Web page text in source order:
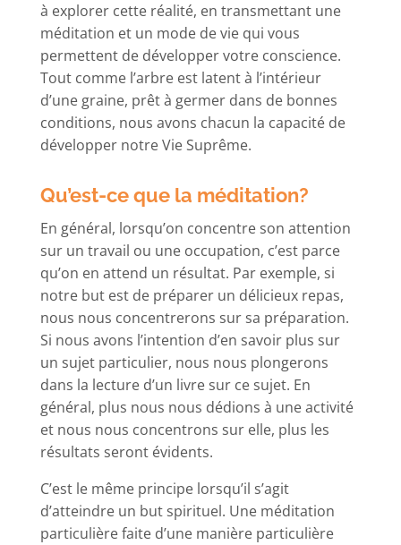
à explorer cette réalité, en transmettant une
méditation et un mode de vie qui vous
permettent de développer votre conscience.
Tout comme l’arbre est latent à l’intérieur
d’une graine, prêt à germer dans de bonnes
conditions, nous avons chacun la capacité de
développer notre Vie Suprême.
Qu’est-ce que la méditation?
En général, lorsqu’on concentre son attention
sur un travail ou une occupation, c’est parce
qu’on en attend un résultat. Par exemple, si
notre but est de préparer un délicieux repas,
nous nous concentrerons sur sa préparation.
Si nous avons l’intention d’en savoir plus sur
un sujet particulier, nous nous plongerons
dans la lecture d’un livre sur ce sujet. En
général, plus nous nous dédions à une activité
et nous nous concentrons sur elle, plus les
résultats seront évidents.
C’est le même principe lorsqu’il s’agit
d’atteindre un but spirituel. Une méditation
particulière faite d’une manière particulière